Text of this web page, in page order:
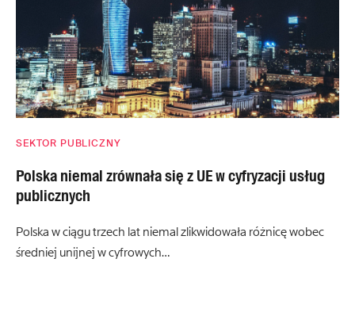
SEKTOR PUBLICZNY
Polska niemal zrównała się z UE w cyfryzacji usług
publicznych
Polska w ciągu trzech lat niemal zlikwidowała różnicę wobec
średniej unijnej w cyfrowych…